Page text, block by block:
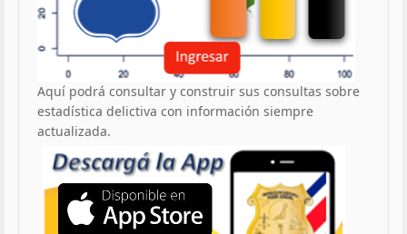
Aquí podrá consultar y construir sus consultas sobre
estadística delictiva con información siempre
actualizada.